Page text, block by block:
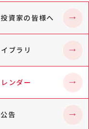
資家の皆様へ
ブラリ
ンダー
告